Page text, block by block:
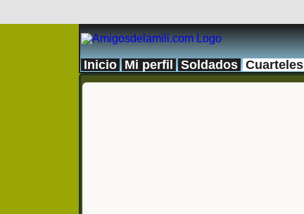
Inicio Mi perfil Soldados Cuarteles